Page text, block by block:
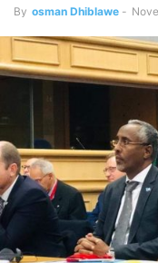
By osman Dhiblawe -